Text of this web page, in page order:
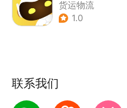
货运物流
1.0
联系我们